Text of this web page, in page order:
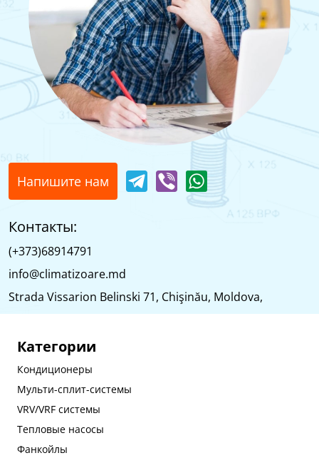
Напишите нам
Контакты:
(+373)68914791
info@climatizoare.md
Strada Vissarion Belinski 71, Chişinău, Moldova,
Категории
Кондиционеры
Мульти-сплит-системы
VRV/VRF системы
Тепловые насосы
Фанкойлы